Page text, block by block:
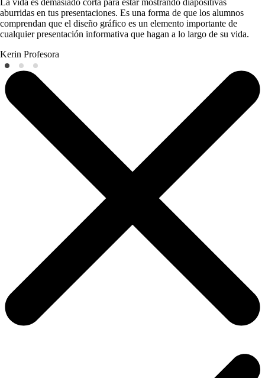
aburridas en tus presentaciones. Es una forma de que los alumnos
comprendan que el diseño gráfico es un elemento importante de
cualquier presentación informativa que hagan a lo largo de su vida.
Kerin Profesora